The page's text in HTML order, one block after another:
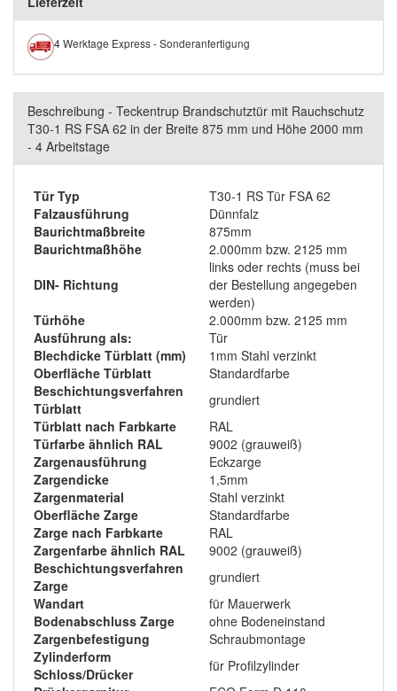
4 Werktage Express - Sonderanfertigung
Beschreibung - Teckentrup Brandschutztür mit Rauchschutz
T30-1 RS FSA 62 in der Breite 875 mm und Höhe 2000 mm
- 4 Arbeitstage
Tür Typ
T30-1 RS Tür FSA 62
Falzausführung
Dünnfalz
Baurichtmaßbreite
875mm
Baurichtmaßhöhe
2.000mm bzw. 2125 mm
DIN- Richtung
links oder rechts (muss bei
der Bestellung angegeben
werden)
Türhöhe
2.000mm bzw. 2125 mm
Ausführung als:
Tür
Blechdicke Türblatt (mm)
1mm Stahl verzinkt
Oberfläche Türblatt
Standardfarbe
Beschichtungsverfahren
Türblatt
grundiert
Türblatt nach Farbkarte
RAL
Türfarbe ähnlich RAL
9002 (grauweiß)
Zargenausführung
Eckzarge
Zargendicke
1,5mm
Zargenmaterial
Stahl verzinkt
Oberfläche Zarge
Standardfarbe
Zarge nach Farbkarte
RAL
Zargenfarbe ähnlich RAL
9002 (grauweiß)
Beschichtungsverfahren
Zarge
grundiert
Wandart
für Mauerwerk
Bodenabschluss Zarge
ohne Bodeneinstand
Zargenbefestigung
Schraubmontage
Zylinderform
Schloss/Drücker
für Profilzylinder